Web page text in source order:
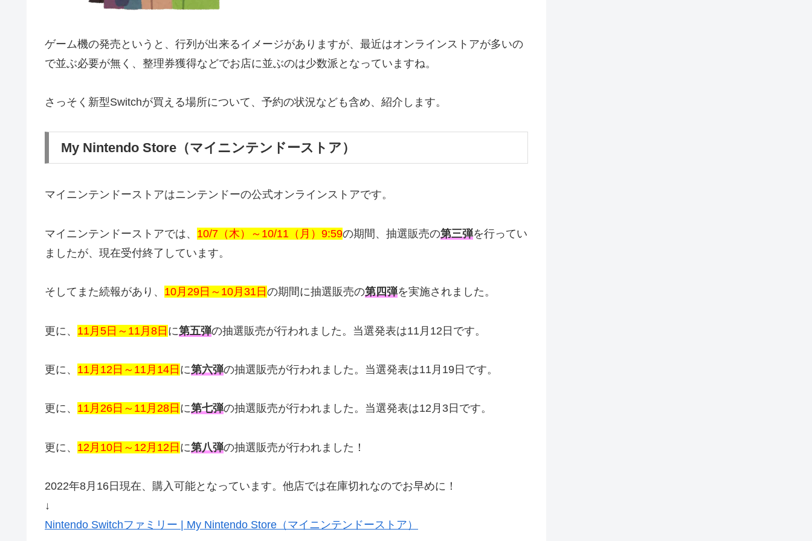
ゲーム機の発売というと、行列が出来るイメージがありますが、最近はオンラインストアが多いの
で並ぶ必要が無く、整理券獲得などでお店に並ぶのは少数派となっていますね。
さっそく新型Switchが買える場所について、予約の状況なども含め、紹介します。
My Nintendo Store（マイニンテンドーストア）
マイニンテンドーストアはニンテンドーの公式オンラインストアです。
マイニンテンドーストアでは、 10/7（木）～10/11（月）9:59の期間、抽選販売の第三弾を行ってい
ましたが、現在受付終了しています。
そしてまた続報があり、 10月29日～10月31日 の期間に抽選販売の第四弾を実施されました。
更に、 11月5日～11月8日 に第五弾の抽選販売が行われました。当選発表は11月12日です。
更に、 11月12日～11月14日 に第六弾の抽選販売が行われました。当選発表は11月19日です。
更に、 11月26日～11月28日 に第七弾の抽選販売が行われました。当選発表は12月3日です。
更に、 12月10日～12月12日 に第八弾の抽選販売が行われました！
2022年8月16日現在、購入可能となっています。他店では在庫切れなのでお早めに！
↓
Nintendo Switchファミリー | My Nintendo Store（マイニンテンドーストア）